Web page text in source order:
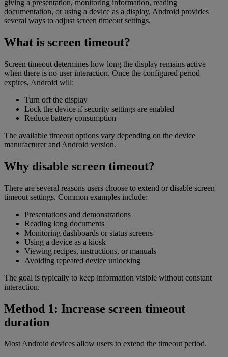
giving a presentation, monitoring information, reading
documentation, or using a device as a display, Android provides
several ways to adjust screen timeout settings.
What is screen timeout?
Screen timeout determines how long the display remains active
when there is no user interaction. Once the configured period
expires, Android will:
Turn off the display
Lock the device if security settings are enabled
Reduce battery consumption
The available timeout options vary depending on the device
manufacturer and Android version.
Why disable screen timeout?
There are several reasons users choose to extend or disable screen
timeout settings. Common examples include:
Presentations and demonstrations
Reading long documents
Monitoring dashboards or status screens
Using a device as a kiosk
Viewing recipes, instructions, or manuals
Avoiding repeated device unlocking
The goal is typically to keep information visible without constant
interaction.
Method 1: Increase screen timeout
duration
Most Android devices allow users to extend the timeout period.